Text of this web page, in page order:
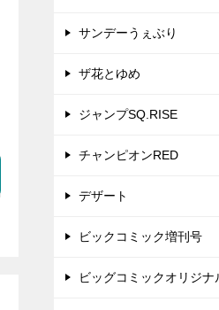
サンデーうぇぶり
ザ花とゆめ
ジャンプSQ.RISE
チャンピオンRED
デザート
ビックコミック増刊号
ビッグコミックオリジナ